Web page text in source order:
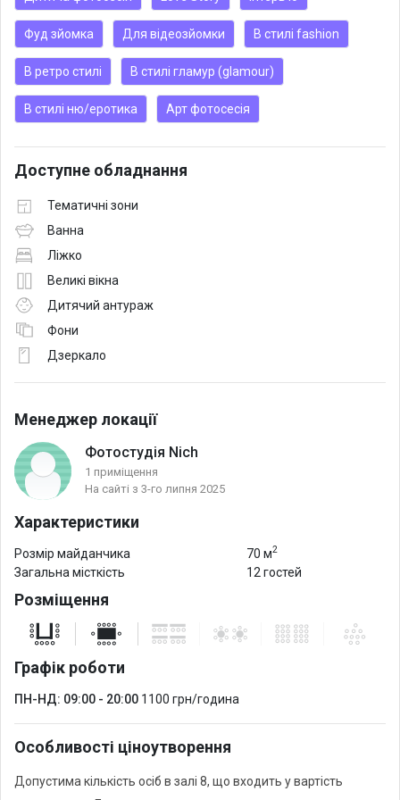
Фуд зйомка Для відеозйомки В стилі fashion
В ретро стилі В стилі гламур (glamour)
В стилі ню/еротика Арт фотосесія
Доступне обладнання
Тематичні зони
Ванна
Ліжко
Великі вікна
Дитячий антураж
Фони
Дзеркало
Менеджер локації
Фотостудія Nich
1 приміщення
На сайті з 3-го липня 2025
Характеристики
Розмір майданчика 70 м2
Загальна місткість 12 гостей
Розміщення
Графік роботи
ПН-НД: 09:00 - 20:00 1100 грн/година
Особливості ціноутворення
Допустима кількість осіб в залі 8, що входить у вартість